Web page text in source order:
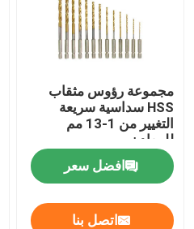
مجموعة رؤوس مثقاب
HSS سداسية سريعة
التغيير من 1-13 مم
للمعادن
افضل سعر
اتصل بنا